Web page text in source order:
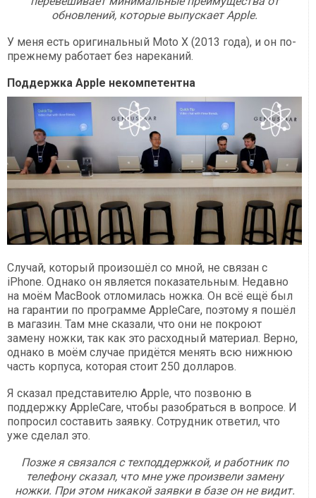
обновлений, которые выпускает Apple.
У меня есть оригинальный Moto X (2013 года), и он по-
прежнему работает без нареканий.
Поддержка Apple некомпетентна
Случай, который произошёл со мной, не связан с
iPhone. Однако он является показательным. Недавно
на моём MacBook отломилась ножка. Он всё ещё был
на гарантии по программе AppleCare, поэтому я пошёл
в магазин. Там мне сказали, что они не покроют
замену ножки, так как это расходный материал. Верно,
однако в моём случае придётся менять всю нижнюю
часть корпуса, которая стоит 250 долларов.
Я сказал представителю Apple, что позвоню в
поддержку AppleCare, чтобы разобраться в вопросе. И
попросил составить заявку. Сотрудник ответил, что
уже сделал это.
Позже я связался с техподдержкой, и работник по
телефону сказал, что мне уже произвели замену
ножки. При этом никакой заявки в базе он не видит.